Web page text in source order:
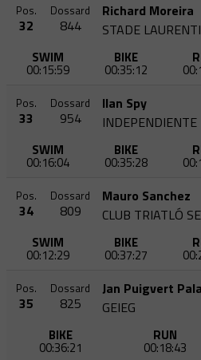
Pos.
32
Dossard
844
Richard Moreira
STADE
SWIM
00:15:59
BIKE
00:35:12
Pos.
33
Dossard
954
Ilan Spy
INDEPENDIENTE
SWIM
00:16:04
BIKE
00:35:28
Pos.
34
Dossard
809
Mauro Sanchez
SWIM
00:12:29
BIKE
00:37:27
Pos.
35
Dossard
825
Jan Puigvert
GEIEG
BIKE
00:36:21
RUN
00:18:43